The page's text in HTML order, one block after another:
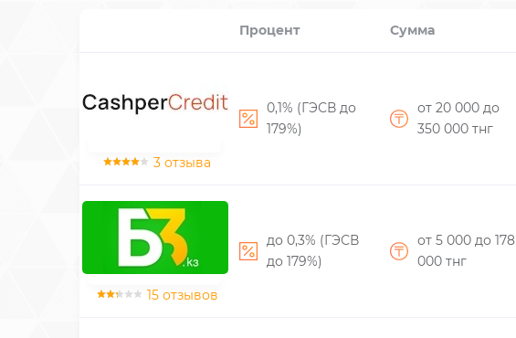
Процент Сумма
3 отзыва
0,1% (ГЭСВ до
179%)
от 20 000 до
350 000 тнг
15 отзывов
до 0,3% (ГЭСВ
до 179%)
от 5 000 до 178
000 тнг